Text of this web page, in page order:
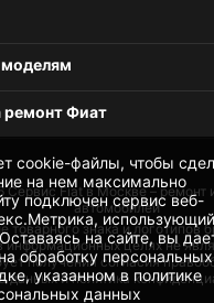
cookie-файлы, чтобы
на нем максимально
подключен сервис веб-
использующий
на сайте, вы
обработку персональных
указанном в политике
данных
моделям
ремонт Фиат
Сервис Fiat в Москве – ремонт
автомобилей
товарного знака и логотипов
информационных целях не
получения согласия
данных и политика